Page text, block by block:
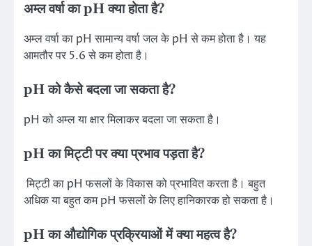
अम्ल वर्षा का pH क्या होता है?
अम्ल वर्षा का pH सामान्य वर्षा जल के pH से कम होता है। यह
आमतौर पर 5.6 से कम होता है।
pH को कैसे बदला जा सकता है?
pH को अम्ल या क्षार मिलाकर बदला जा सकता है।
pH का मिट्टी पर क्या प्रभाव पड़ता है?
मिट्टी का pH फसलों के विकास को प्रभावित करता है। बहुत
अधिक या बहुत कम pH फसलों के लिए हानिकारक हो सकता है।
pH का औद्योगिक प्रक्रियाओं में क्या महत्व है?